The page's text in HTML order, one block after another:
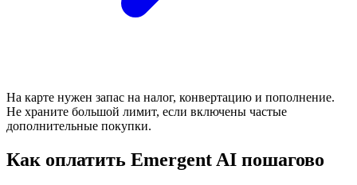
На карте нужен запас на налог, конвертацию и пополнение.
Не храните большой лимит, если включены частые
дополнительные покупки.
Как оплатить Emergent AI пошагово